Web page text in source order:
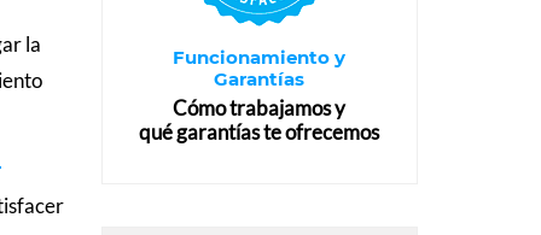
la
Funcionamiento y
Garantías
Cómo trabajamos y
qué garantías te ofrecemos